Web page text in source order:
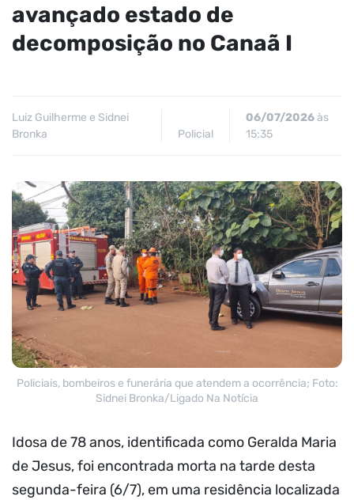
avançado estado de
decomposição no Canaã I
Luiz Guilherme e Sidnei
Bronka
Policial
06/07/2026às
15:35
Policiais, bombeiros e funerária que atendem a ocorrência; Foto:
Sidnei Bronka/Ligado Na Notícia
Idosa de 78 anos, identificada como Geralda Maria
de Jesus, foi encontrada morta na tarde desta
segunda-feira (6/7), em uma residência localizada